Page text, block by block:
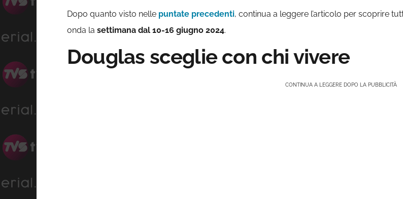
Dopo quanto visto nelle puntate precedenti, continua a leggere l’articolo per scoprire
onda la settimana dal 10-16 giugno 2024.
Douglas sceglie con chi vivere
CONTINUA A LEGGERE DOPO LA PUBBLICITÀ